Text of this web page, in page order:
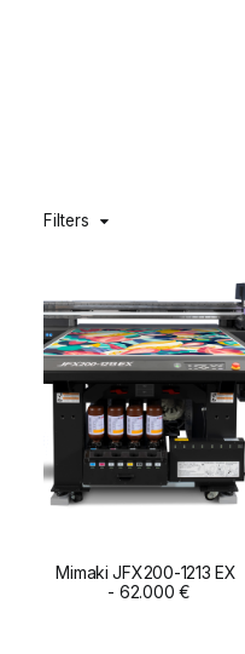
IDIOMA
Filters
ADD TO CART
Mimaki JFX200-1213 EX
62.000€